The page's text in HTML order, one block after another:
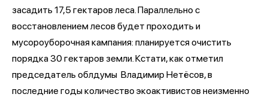
засадить 17,5 гектаров леса. Параллельно с
восстановлением лесов будет проходить и
мусороуборочная кампания: планируется очистить
порядка 30 гектаров земли. Кстати, как отметил
председатель облдумы Владимир Нетёсов, в
последние годы количество экоактивистов неизменно